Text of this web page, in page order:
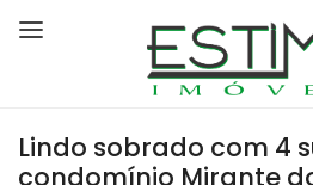
Lindo sobrado com 4
condomínio Mirante